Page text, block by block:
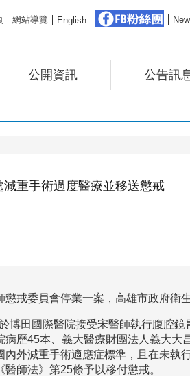
網站導覽 English FB粉
公開資訊 公告訊
重手術過度醫療並移送懲戒
戒委員會停業一案，高雄市政府衛
博田國際醫院接受宋醫師執行腹腔
歷45本、義大醫療財團法人義大
外減重手術適應症標準，且在未
師法》第25條予以移付懲戒。